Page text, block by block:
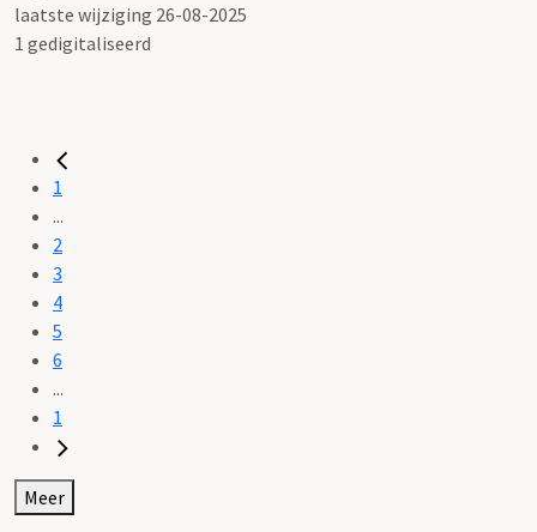
laatste wijziging 26-08-2025
1 gedigitaliseerd
1
...
2
3
4
5
6
...
1
Meer